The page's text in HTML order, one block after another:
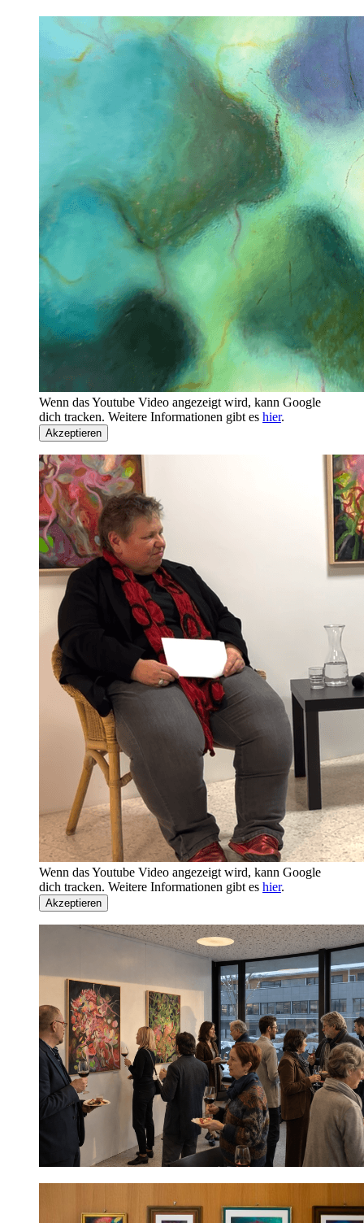
Wenn das Youtube Video angezeigt wird, kann Google
dich tracken. Weitere Informationen gibt es hier.
Akzeptieren
Wenn das Youtube Video angezeigt wird, kann Google
dich tracken. Weitere Informationen gibt es hier.
Akzeptieren